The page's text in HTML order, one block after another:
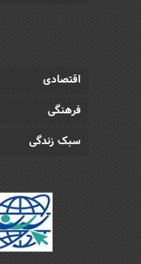
اقتصادی
فرهنگی
سبک زندگی